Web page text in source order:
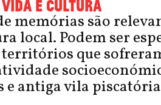
e cultura
memórias são
local. Podem ser
que
e antiga vila